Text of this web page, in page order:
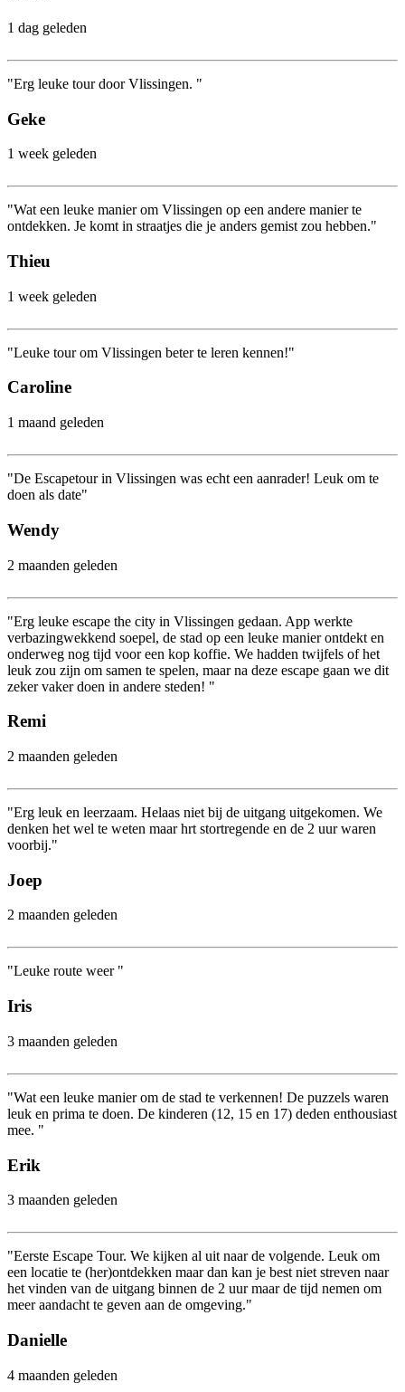
1 dag geleden
"Erg leuke tour door Vlissingen. "
Geke
1 week geleden
"Wat een leuke manier om Vlissingen op een andere manier te
ontdekken. Je komt in straatjes die je anders gemist zou hebben."
Thieu
1 week geleden
"Leuke tour om Vlissingen beter te leren kennen!"
Caroline
1 maand geleden
"De Escapetour in Vlissingen was echt een aanrader! Leuk om te
doen als date"
Wendy
2 maanden geleden
"Erg leuke escape the city in Vlissingen gedaan. App werkte
verbazingwekkend soepel, de stad op een leuke manier ontdekt en
onderweg nog tijd voor een kop koffie. We hadden twijfels of het
leuk zou zijn om samen te spelen, maar na deze escape gaan we dit
zeker vaker doen in andere steden! "
Remi
2 maanden geleden
"Erg leuk en leerzaam. Helaas niet bij de uitgang uitgekomen. We
denken het wel te weten maar hrt stortregende en de 2 uur waren
voorbij."
Joep
2 maanden geleden
"Leuke route weer "
Iris
3 maanden geleden
"Wat een leuke manier om de stad te verkennen! De puzzels waren
leuk en prima te doen. De kinderen (12, 15 en 17) deden enthousiast
mee. "
Erik
3 maanden geleden
"Eerste Escape Tour. We kijken al uit naar de volgende. Leuk om
een locatie te (her)ontdekken maar dan kan je best niet streven naar
het vinden van de uitgang binnen de 2 uur maar de tijd nemen om
meer aandacht te geven aan de omgeving."
Danielle
4 maanden geleden